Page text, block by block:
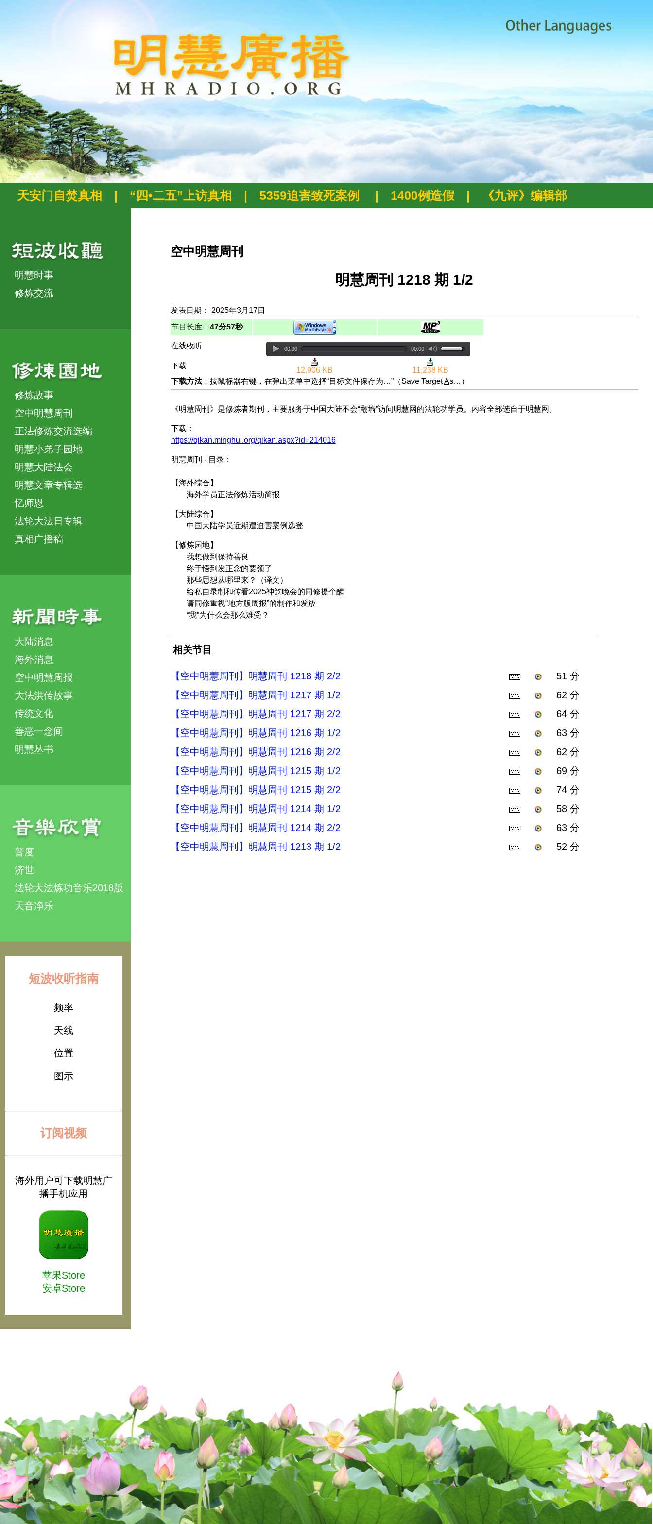
天安门自焚真相 | “四•二五”上访真相 | 5359迫害致死案例 | 1400例造假 | 《九评》编辑部
明慧时事
修炼交流
修炼故事
空中明慧周刊
正法修炼交流选编
明慧小弟子园地
明慧大陆法会
明慧文章专辑选
忆师恩
法轮大法日专辑
真相广播稿
大陆消息
海外消息
空中明慧周报
大法洪传故事
传统文化
善恶一念间
明慧丛书
普度
济世
法轮大法炼功音乐2018版
天音净乐
短波收听指南
频率
天线
位置
图示
订阅视频
海外用户可下载明慧广
播手机应用
苹果Store
安卓Store
空中明慧周刊
明慧周刊 1218 期 1/2
发表日期： 2025年3月17日
节目长度： 47分57秒
在线收听 00:00 00:00
下载
12,906 KB
11,238 KB
下载方法：按鼠标器右键，在弹出菜单中选择“目标文件保存为…”（Save TargetAs…）
《明慧周刊》是修炼者期刊，主要服务于中国大陆不会“翻墙”访问明慧网的法轮功学员。内容全部选自于明慧网。
下载：
https://qikan.minghui.org/qikan.aspx?id=214016
明慧周刊 - 目录：
【海外综合】
海外学员正法修炼活动简报
【大陆综合】
中国大陆学员近期遭迫害案例选登
【修炼园地】
我想做到保持善良
终于悟到发正念的要领了
那些思想从哪里来？（译文）
给私自录制和传看2025神韵晚会的同修提个醒
请同修重视“地方版周报”的制作和发放
“我”为什么会那么难受？
相关节目
【空中明慧周刊】明慧周刊 1218 期 2/2
51 分
【空中明慧周刊】明慧周刊 1217 期 1/2
62 分
【空中明慧周刊】明慧周刊 1217 期 2/2
64 分
【空中明慧周刊】明慧周刊 1216 期 1/2
63 分
【空中明慧周刊】明慧周刊 1216 期 2/2
62 分
【空中明慧周刊】明慧周刊 1215 期 1/2
69 分
【空中明慧周刊】明慧周刊 1215 期 2/2
74 分
【空中明慧周刊】明慧周刊 1214 期 1/2
58 分
【空中明慧周刊】明慧周刊 1214 期 2/2
63 分
【空中明慧周刊】明慧周刊 1213 期 1/2
52 分